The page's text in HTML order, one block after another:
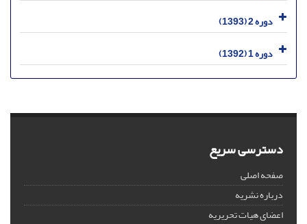
دوره 2 (1393)
دوره 1 (1392)
دسترسی سریع
صفحه اصلی
درباره نشریه
اعضای هیات تحریریه